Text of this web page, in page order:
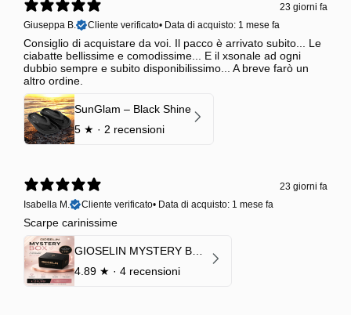
23 giorni fa
Giuseppa B.
Cliente verificato• Data di acquisto: 1 mese fa
Consiglio di acquistare da voi. Il pacco è arrivato subito... Le
ciabatte bellissime e comodissime... E il xsonale ad ogni
dubbio sempre e subito disponibilissimo... A breve farò un
altro ordine.
SunGlam – Black Shine
5 ★ · 2 recensioni
23 giorni fa
Isabella M.
Cliente verificato• Data di acquisto: 1 mese fa
Scarpe carinissime
4.89 ★ · 4 recensioni